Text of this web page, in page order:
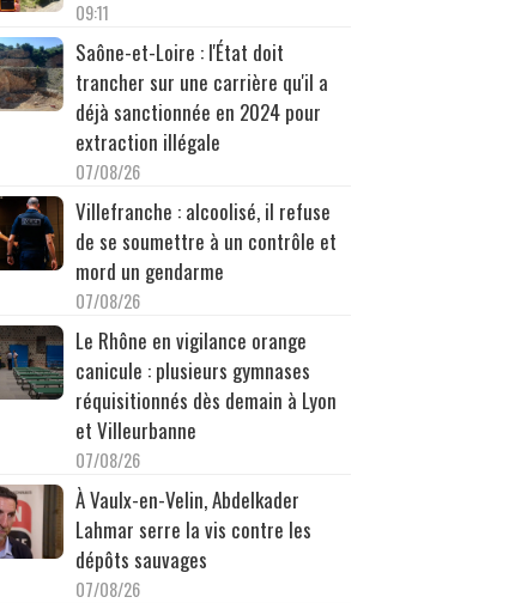
09:11
Saône-et-Loire : l'État doit
trancher sur une carrière qu'il a
déjà sanctionnée en 2024 pour
extraction illégale
07/08/26
Villefranche : alcoolisé, il refuse
de se soumettre à un contrôle et
mord un gendarme
07/08/26
Le Rhône en vigilance orange
canicule : plusieurs gymnases
réquisitionnés dès demain à Lyon
et Villeurbanne
07/08/26
À Vaulx-en-Velin, Abdelkader
Lahmar serre la vis contre les
dépôts sauvages
07/08/26